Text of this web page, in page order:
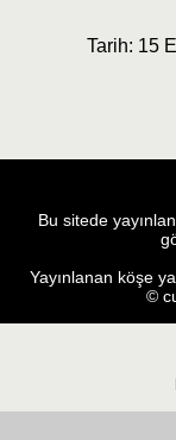
Tarih: 15
Bu sitede
Yayınlanan köşe
©